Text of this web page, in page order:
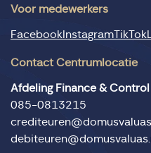
Voor medewerkers
FacebookInstagramTikTok
Contact Centrumlocatie
Afdeling Finance & Control
085-0813215